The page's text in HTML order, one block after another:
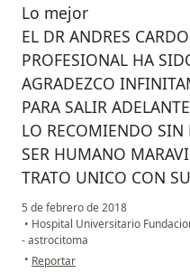
Lo mejor
EL DR ANDRES
PROFESIONAL HA
AGRADEZCO
PARA SALIR
LO RECOMIENDO
SER HUMANO
TRATO UNICO CON
5 de febrero de 2018
• Hospital Universitario
- astrocitoma
• en opinión del usuario paciente
Reportar